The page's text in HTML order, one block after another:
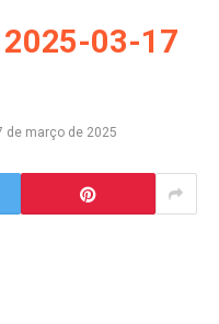
03-17
de março de 2025